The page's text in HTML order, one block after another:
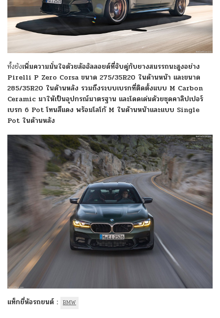
ทั้งยังเพิ่มความมั่นใจด้วยล้ออัลลอยด์ที่จับคู่กับยางสมรรถนะสูงอย่าง
Pirelli P Zero Corsa ขนาด 275/35R20 ในด้านหน้า และขนาด
285/35R20 ในด้านหลัง รวมถึงระบบเบรกที่ติดตั้งแบบ M Carbon
Ceramic มาให้เป็นอุปกรณ์มาตรฐาน และโดดเด่นด้วยชุดคาลิปเปอร์
เบรก 6 Pot โทนสีแดง พร้อมโลโก้ M ในด้านหน้าและแบบ Single
Pot ในด้านหลัง
แท็กยี่ห้อรถยนต์ : BMW